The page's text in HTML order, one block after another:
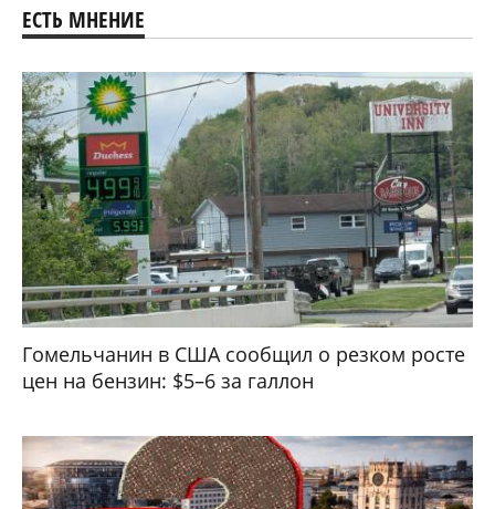
ЕСТЬ МНЕНИЕ
Гомельчанин в США сообщил о резком росте
цен на бензин: $5–6 за галлон